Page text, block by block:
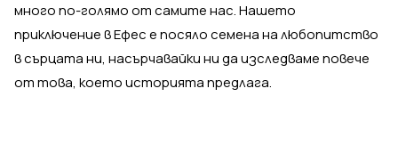
много по-голямо от самите нас. Нашето
приключение в Ефес е посяло семена на любопитство
в сърцата ни, насърчавайки ни да изследваме повече
от това, което историята предлага.